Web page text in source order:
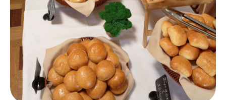
+7 (831) 214 05 20
hello@volga-catering.ru
Нижний Новгород Южное шоссе, 16В
Пн - пт 10:00-18:00